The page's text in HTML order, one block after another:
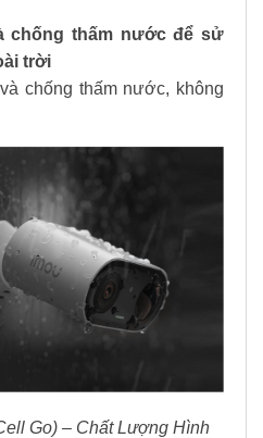
chống thấm nước để sử
trời
chống thấm nước, không
Go) – Chất Lượng Hình